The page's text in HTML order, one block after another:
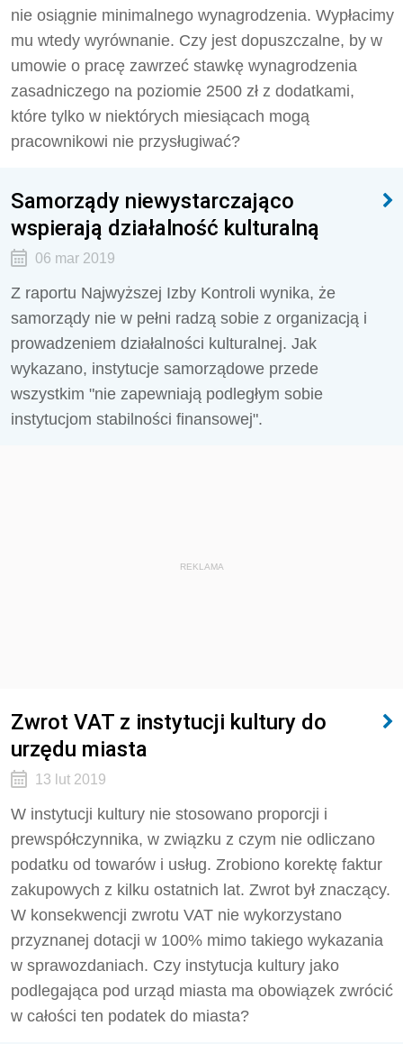
nie osiągnie minimalnego wynagrodzenia. Wypłacimy
mu wtedy wyrównanie. Czy jest dopuszczalne, by w
umowie o pracę zawrzeć stawkę wynagrodzenia
zasadniczego na poziomie 2500 zł z dodatkami,
które tylko w niektórych miesiącach mogą
pracownikowi nie przysługiwać?
Samorządy niewystarczająco
wspierają działalność kulturalną
06 mar 2019
Z raportu Najwyższej Izby Kontroli wynika, że
samorządy nie w pełni radzą sobie z organizacją i
prowadzeniem działalności kulturalnej. Jak
wykazano, instytucje samorządowe przede
wszystkim "nie zapewniają podległym sobie
instytucjom stabilności finansowej".
REKLAMA
Zwrot VAT z instytucji kultury do
urzędu miasta
13 lut 2019
W instytucji kultury nie stosowano proporcji i
prewspółczynnika, w związku z czym nie odliczano
podatku od towarów i usług. Zrobiono korektę faktur
zakupowych z kilku ostatnich lat. Zwrot był znaczący.
W konsekwencji zwrotu VAT nie wykorzystano
przyznanej dotacji w 100% mimo takiego wykazania
w sprawozdaniach. Czy instytucja kultury jako
podlegająca pod urząd miasta ma obowiązek zwrócić
w całości ten podatek do miasta?